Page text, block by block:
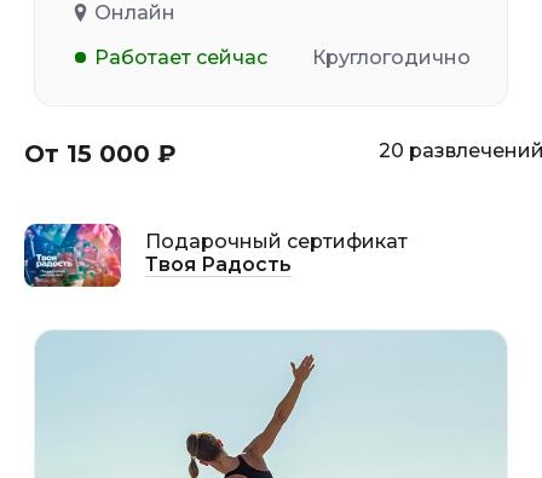
Онлайн
Работает сейчас
Круглогодично
От 15 000 ₽ 20
Подарочный сертификат
Твоя Радость